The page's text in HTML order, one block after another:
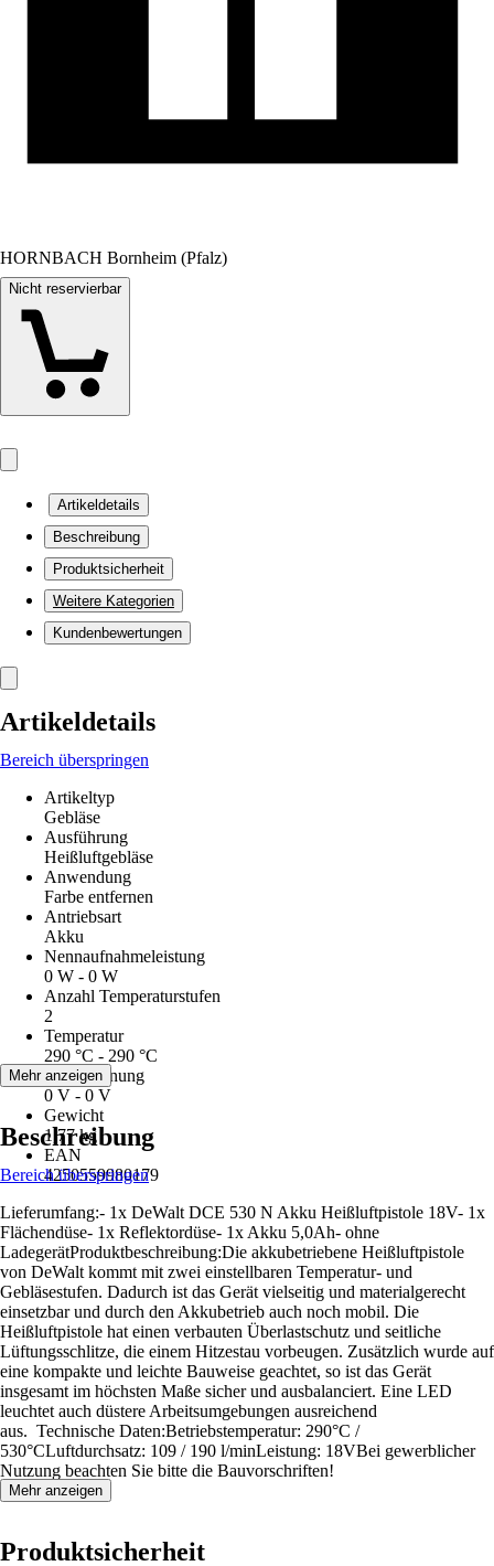
HORNBACH Bornheim (Pfalz)
Nicht reservierbar
Artikeldetails
Beschreibung
Produktsicherheit
Weitere Kategorien
Kundenbewertungen
Artikeldetails
Bereich überspringen
Artikeltyp
Gebläse
Ausführung
Heißluftgebläse
Anwendung
Farbe entfernen
Antriebsart
Akku
Nennaufnahmeleistung
0 W - 0 W
Anzahl Temperaturstufen
2
Temperatur
290 °C - 290 °C
Netzspannung
0 V - 0 V
Gewicht
1,77 kg
EAN
4250559980179
Mehr anzeigen
Beschreibung
Bereich überspringen
Lieferumfang:- 1x DeWalt DCE 530 N Akku Heißluftpistole 18V- 1x
Flächendüse- 1x Reflektordüse- 1x Akku 5,0Ah- ohne
LadegerätProduktbeschreibung:Die akkubetriebene Heißluftpistole
von DeWalt kommt mit zwei einstellbaren Temperatur- und
Gebläsestufen. Dadurch ist das Gerät vielseitig und materialgerecht
einsetzbar und durch den Akkubetrieb auch noch mobil. Die
Heißluftpistole hat einen verbauten Überlastschutz und seitliche
Lüftungsschlitze, die einem Hitzestau vorbeugen. Zusätzlich wurde auf
eine kompakte und leichte Bauweise geachtet, so ist das Gerät
insgesamt im höchsten Maße sicher und ausbalanciert. Eine LED
leuchtet auch düstere Arbeitsumgebungen ausreichend
aus. Technische Daten:Betriebstemperatur: 290°C /
530°CLuftdurchsatz: 109 / 190 l/minLeistung: 18VBei gewerblicher
Nutzung beachten Sie bitte die Bauvorschriften!
Mehr anzeigen
Produktsicherheit